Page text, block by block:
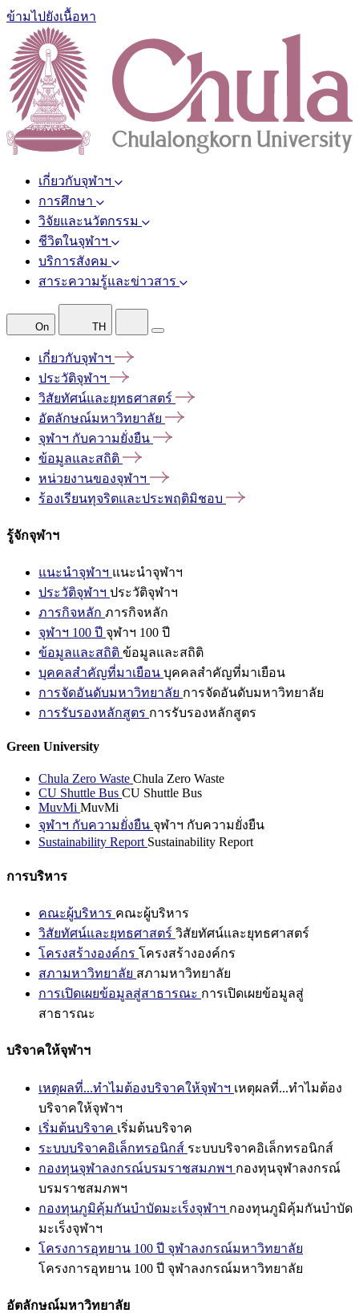
ข้ามไปยังเนื้อหา
เกี่ยวกับจุฬาฯ
การศึกษา
วิจัยและนวัตกรรม
ชีวิตในจุฬาฯ
บริการสังคม
สาระความรู้และข่าวสาร
On TH
เกี่ยวกับจุฬาฯ
ประวัติจุฬาฯ
วิสัยทัศน์และยุทธศาสตร์
อัตลักษณ์มหาวิทยาลัย
จุฬาฯ กับความยั่งยืน
ข้อมูลและสถิติ
หน่วยงานของจุฬาฯ
ร้องเรียนทุจริตและประพฤติมิชอบ
รู้จักจุฬาฯ
แนะนำจุฬาฯ แนะนำจุฬาฯ
ประวัติจุฬาฯ ประวัติจุฬาฯ
ภารกิจหลัก ภารกิจหลัก
จุฬาฯ 100 ปี จุฬาฯ 100 ปี
ข้อมูลและสถิติ ข้อมูลและสถิติ
บุคคลสำคัญที่มาเยือน บุคคลสำคัญที่มาเยือน
การจัดอันดับมหาวิทยาลัย การจัดอันดับมหาวิทยาลัย
การรับรองหลักสูตร การรับรองหลักสูตร
Green University
Chula Zero Waste Chula Zero Waste
CU Shuttle Bus CU Shuttle Bus
MuvMi MuvMi
จุฬาฯ กับความยั่งยืน จุฬาฯ กับความยั่งยืน
Sustainability Report Sustainability Report
การบริหาร
คณะผู้บริหาร คณะผู้บริหาร
วิสัยทัศน์และยุทธศาสตร์ วิสัยทัศน์และยุทธศาสตร์
โครงสร้างองค์กร โครงสร้างองค์กร
สภามหาวิทยาลัย สภามหาวิทยาลัย
การเปิดเผยข้อมูลสู่สาธารณะ การเปิดเผยข้อมูลสู่
สาธารณะ
บริจาคให้จุฬาฯ
เหตุผลที่...ทำไมต้องบริจาคให้จุฬาฯ เหตุผลที่...ทำไมต้อง
บริจาคให้จุฬาฯ
เริ่มต้นบริจาค เริ่มต้นบริจาค
ระบบบริจาคอิเล็กทรอนิกส์ ระบบบริจาคอิเล็กทรอนิกส์
กองทุนจุฬาลงกรณ์บรมราชสมภพฯ กองทุนจุฬาลงกรณ์
บรมราชสมภพฯ
กองทุนภูมิคุ้มกันบำบัดมะเร็งจุฬาฯ กองทุนภูมิคุ้มกันบำบัด
มะเร็งจุฬาฯ
โครงการอุทยาน 100 ปี จุฬาลงกรณ์มหาวิทยาลัย
โครงการอุทยาน 100 ปี จุฬาลงกรณ์มหาวิทยาลัย
อัตลักษณ์มหาวิทยาลัย